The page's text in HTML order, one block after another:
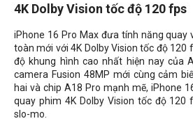
4K Dolby Vision tốc độ 120 fps
iPhone 16 Pro Max đưa tính năng quay
toàn mới với 4K Dolby Vision tốc độ
độ khung hình cao nhất hiện nay của
camera Fusion 48MP mới cùng cảm
hai và chip A18 Pro mạnh mẽ, iPhone
quay phim 4K Dolby Vision tốc độ 120
slo-mo.